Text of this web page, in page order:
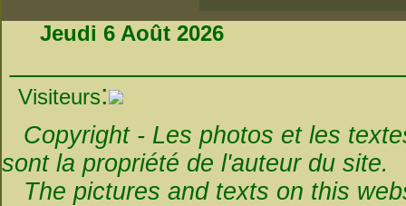
Jeudi 6 Août 2026
Visiteurs:
Copyright - Les photos et les
sont la propriété de l'auteur du site.
The pictures and texts on this